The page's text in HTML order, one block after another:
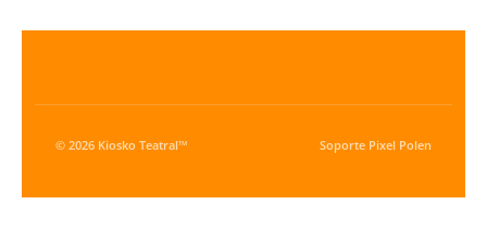
© 2026 Kiosko Teatral™ Soporte Pixel Polen